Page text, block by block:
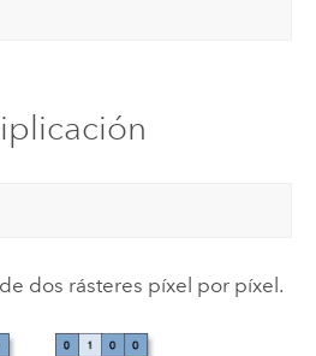
dos rásteres píxel por píxel.